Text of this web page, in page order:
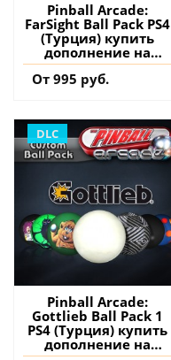
Pinball Arcade:
FarSight Ball Pack PS4
(Турция) купить
дополнение на
аккаунт
От 995 руб.
DLC
Pinball Arcade:
Gottlieb Ball Pack 1
PS4 (Турция) купить
дополнение на